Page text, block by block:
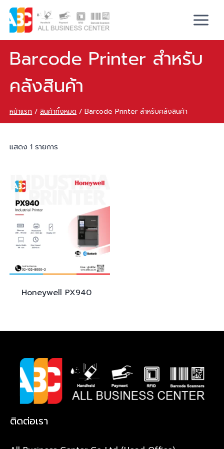
Barcode Printer สำหรับ
คลังสินค้า
หน้าแรก / สินค้าทั้งหมด / Barcode Printer สำหรับคลังสินค้า
แสดง 1 รายการ
Honeywell PX940
ติดต่อเรา